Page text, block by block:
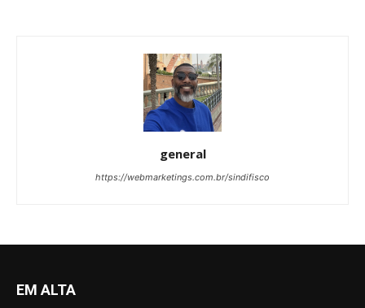
general
https://webmarketings.com.br/sindifisco
EM ALTA